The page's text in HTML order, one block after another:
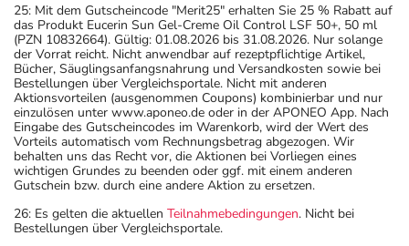
25: Mit dem Gutscheincode "Merit25" erhalten Sie 25 % Rabatt auf
das Produkt Eucerin Sun Gel-Creme Oil Control LSF 50+, 50 ml
(PZN 10832664). Gültig: 01.08.2026 bis 31.08.2026. Nur solange
der Vorrat reicht. Nicht anwendbar auf rezeptpflichtige Artikel,
Bücher, Säuglingsanfangsnahrung und Versandkosten sowie bei
Bestellungen über Vergleichsportale. Nicht mit anderen
Aktionsvorteilen (ausgenommen Coupons) kombinierbar und nur
einzulösen unter www.aponeo.de oder in der APONEO App. Nach
Eingabe des Gutscheincodes im Warenkorb, wird der Wert des
Vorteils automatisch vom Rechnungsbetrag abgezogen. Wir
behalten uns das Recht vor, die Aktionen bei Vorliegen eines
wichtigen Grundes zu beenden oder ggf. mit einem anderen
Gutschein bzw. durch eine andere Aktion zu ersetzen.
26: Es gelten die aktuellen Teilnahmebedingungen. Nicht bei
Bestellungen über Vergleichsportale.